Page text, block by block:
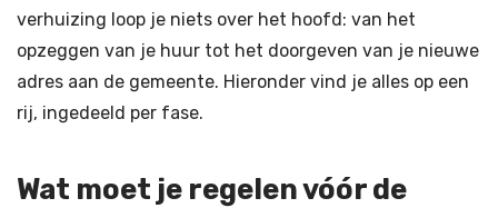
verhuizing loop je niets over het hoofd: van het
opzeggen van je huur tot het doorgeven van je nieuwe
adres aan de gemeente. Hieronder vind je alles op een
rij, ingedeeld per fase.
Wat moet je regelen vóór de